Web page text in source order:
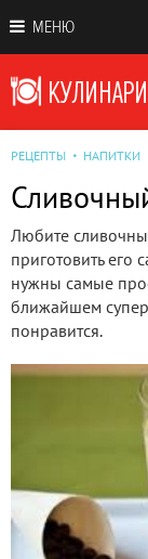
МЕНЮ
РЕЦЕПТЫ НАПИТКИ
Любите
приготовить его
нужны самые
ближайшем
понравится.